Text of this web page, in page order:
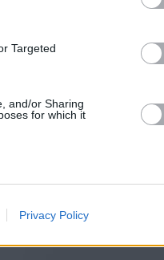
Targeted
and/or Sharing
for which it
Privacy Policy